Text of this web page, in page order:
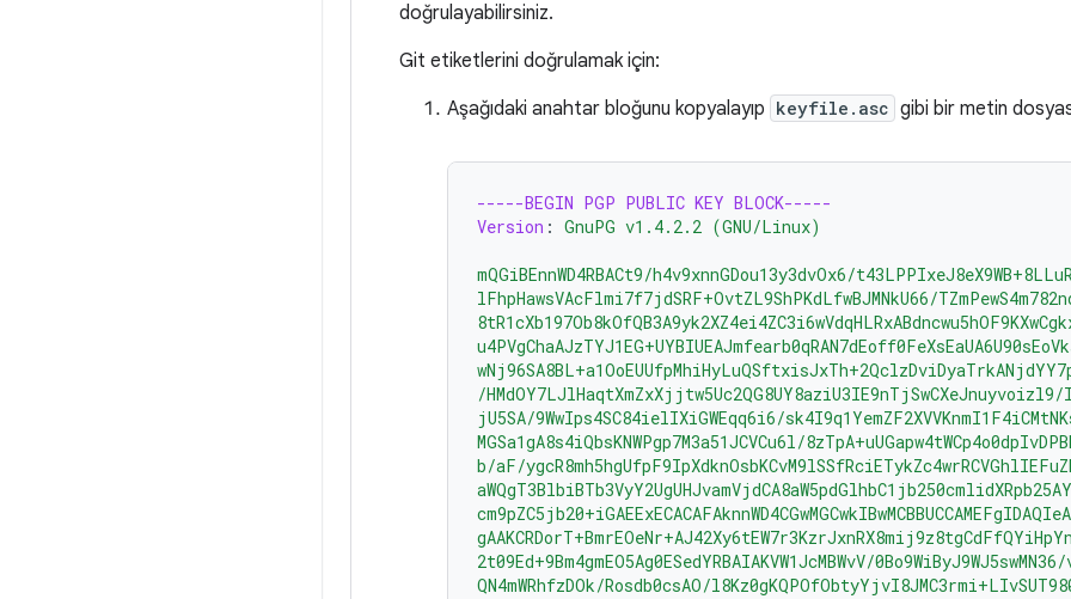
doğrulayabilirsiniz.
Git etiketlerini doğrulamak için:
Aşağıdaki anahtar bloğunu kopyalayıp keyfile.asc gibi bir metin
-----BEGIN PGP PUBLIC KEY BLOCK-----
Version : GnuPG v1.4.2.2 (GNU/Linux)
mQGiBEnnWD4RBACt9/h4v9xnnGDou13y3dvOx6/
lFhpHawsVAcFlmi7f7jdSRF+OvtZL9ShPKdLfwBJMNkU66/
/HMdOY7LJlHaqtXmZxXjjtw5Uc2QG8UY8aziU3IE9nTjSwCXeJnuyvoizl9/
jU5SA/9WwIps4SC84ielIXiGWEqq6i6/
MGSa1gA8s4iQbsKNWPgp7M3a51JCVCu6l/
b/aF/
2t09Ed+9Bm4gmEO5Ag0ESedYRBAIAKVW1JcMBWvV/
QN4mWRhfzDOk/Rosdb0csAO/